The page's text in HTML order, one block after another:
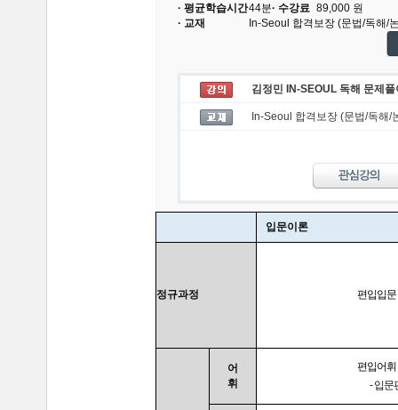
· 평균학습시간44분· 수강료 89,000 원
· 교재
In-Seoul 합격보장 (문법/독해/
김정민 IN-SEOUL 독해 문제풀
In-Seoul 합격보장 (문법/독해/
입문이론
정규과정 편입입
어
휘
편입어
-입문